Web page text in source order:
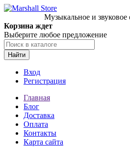
Музыкальное и звуковое
Корзина ждет
Выберите любое предложение
Найти
Вход
Регистрация
Главная
Блог
Доставка
Оплата
Контакты
Карта сайта